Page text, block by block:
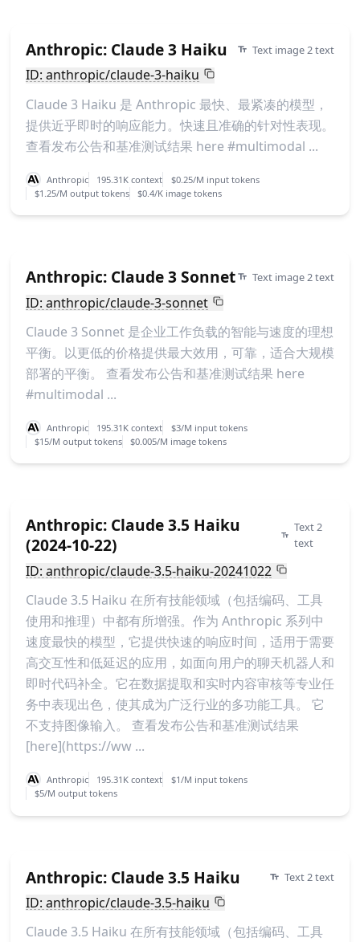
Anthropic: Claude 3 Haiku Text image 2 text
ID: anthropic/claude-3-haiku
Claude 3 Haiku 是 Anthropic 最快、最紧凑的模型，
提供近乎即时的响应能力。快速且准确的针对性表现。
查看发布公告和基准测试结果 here #multimodal ...
Anthropic 195.31K context
$0.25/M input tokens
$1.25/M output tokens
$0.4/K image tokens
Anthropic: Claude 3 Sonnet Text image 2 text
ID: anthropic/claude-3-sonnet
Claude 3 Sonnet 是企业工作负载的智能与速度的理想
平衡。以更低的价格提供最大效用，可靠，适合大规模
部署的平衡。 查看发布公告和基准测试结果 here
#multimodal ...
Anthropic 195.31K context
$3/M input tokens
$15/M output tokens
$0.005/M image tokens
Anthropic: Claude 3.5 Haiku
(2024-10-22)
Text 2
text
ID: anthropic/claude-3.5-haiku-20241022
Claude 3.5 Haiku 在所有技能领域（包括编码、工具
使用和推理）中都有所增强。作为 Anthropic 系列中
速度最快的模型，它提供快速的响应时间，适用于需要
高交互性和低延迟的应用，如面向用户的聊天机器人和
即时代码补全。它在数据提取和实时内容审核等专业任
务中表现出色，使其成为广泛行业的多功能工具。 它
不支持图像输入。 查看发布公告和基准测试结果
[here](https://ww ...
Anthropic 195.31K context
$1/M input tokens
$5/M output tokens
Anthropic: Claude 3.5 Haiku Text 2 text
ID: anthropic/claude-3.5-haiku
Claude 3.5 Haiku 在所有技能领域（包括编码、工具